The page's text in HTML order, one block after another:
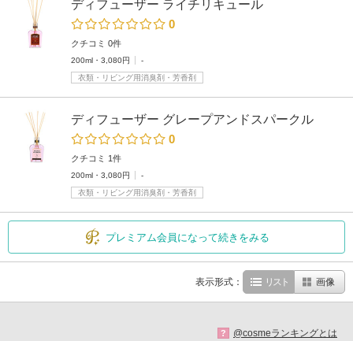
ディフューザー ライチリキュール
0
クチコミ 0件
200ml・3,080円
-
衣類・リビング用消臭剤・芳香剤
ディフューザー グレープアンドスパークル
0
クチコミ 1件
200ml・3,080円
-
衣類・リビング用消臭剤・芳香剤
プレミアム会員になって続きをみる
表示形式： リスト 画像
? @cosmeランキングとは